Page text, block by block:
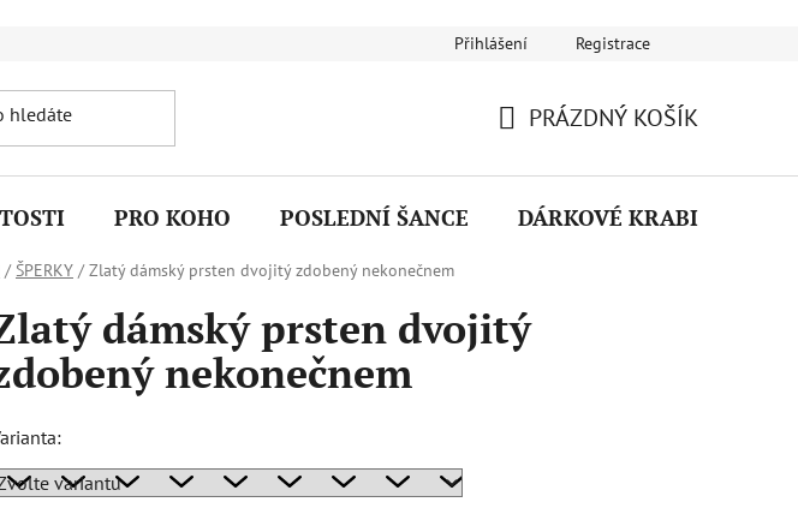
Návod na používání šperků Puncovní značky
Přihlášení Registrace
KOŠÍK
PRÁZDNÝ KOŠÍK
PRO KOHO POSLEDNÍ ŠANCE DÁRKOVÉ KRABIČKY
Domů
/ ŠPERKY / Zlatý dámský prsten dvojitý zdobený nekonečnem
dámský prsten dvojitý
nekonečnem